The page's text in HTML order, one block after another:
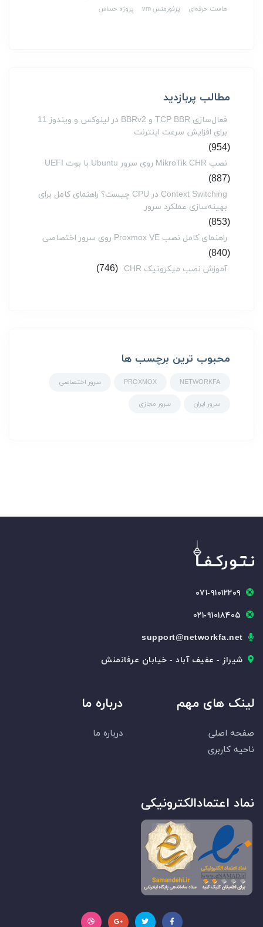
هاست حرفه‌ای
پرفورمنس vm پروژه حساس
مطالب پربازدید
فعال‌سازی TCP BBR و BBRv2 در لینوکس و ویندوز 11
برای افزایش سرعت اینترنت
(954)
نصب MikroTik CHR روی سرور Ubuntu با بوت UEFI
(887)
Context Switching در CPU چیست؟ راهنمای کامل برای
بهینه‌سازی عملکرد سرور
(853)
راهنمای کامل نصب Proxmox VE روی سرور اختصاصی
(840)
آموزش نصب میکروتیک CHR (746)
محبوب ترین برچسب ها
NETWORKFA
PROXMOX سرور اختصاصی
سرور ایران سرور مجازی
۰۷۱-۹۱۰۱۲۲۰۹
۰۲۱-۹۱۰۱۸۴۰۵
support@networkfa.net
شیراز - عفیف آباد - خیابان عرفانمنش
لینک های مهم
صفحه اصلی
ناحیه کاربری
درباره ما
درباره ما
نماد اعتمادالکترونیکی